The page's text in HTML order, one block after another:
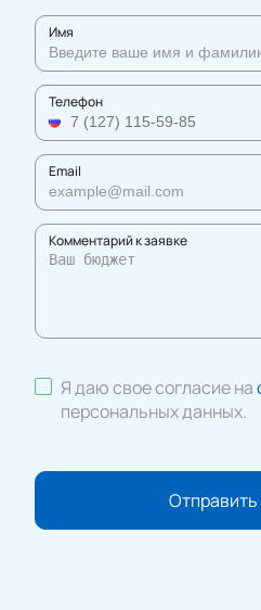
Имя
Телефон
Email
Комментарий к заявке
Я даю свое согласие на
персональных данных.
Отправить